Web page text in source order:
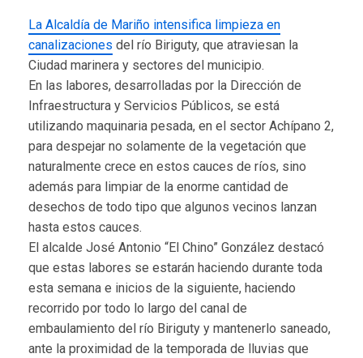
La Alcaldía de Mariño intensifica limpieza en
canalizaciones del río Biriguty, que atraviesan la
Ciudad marinera y sectores del municipio.
En las labores, desarrolladas por la Dirección de
Infraestructura y Servicios Públicos, se está
utilizando maquinaria pesada, en el sector Achípano 2,
para despejar no solamente de la vegetación que
naturalmente crece en estos cauces de ríos, sino
además para limpiar de la enorme cantidad de
desechos de todo tipo que algunos vecinos lanzan
hasta estos cauces.
El alcalde José Antonio “El Chino” González destacó
que estas labores se estarán haciendo durante toda
esta semana e inicios de la siguiente, haciendo
recorrido por todo lo largo del canal de
embaulamiento del río Biriguty y mantenerlo saneado,
ante la proximidad de la temporada de lluvias que